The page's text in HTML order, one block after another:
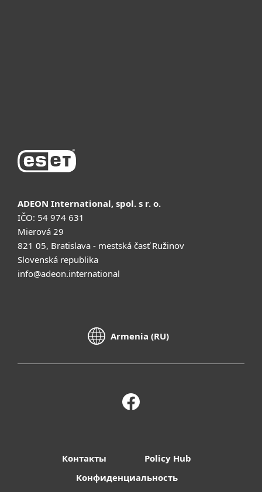
ADEON International, spol. s r. o.
IČO: 54 974 631
Mierová 29
821 05, Bratislava - mestská časť Ružinov
Slovenská republika
info@adeon.international
Armenia (RU)
Контакты
Policy Hub
Конфиденциальность